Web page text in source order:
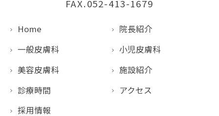
FAX.052-413-1679
Home
院長紹介
一般皮膚科
小児皮膚科
美容皮膚科
施設紹介
診療時間
アクセス
採用情報